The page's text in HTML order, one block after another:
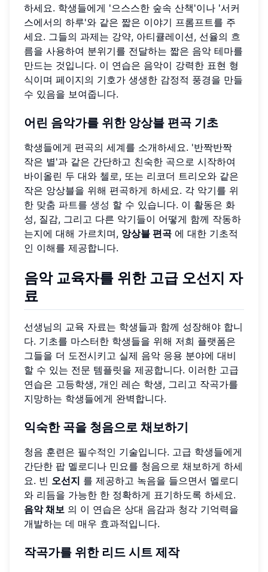
하세요. 학생들에게 '으스스한 숲속 산책'이나 '서커
스에서의 하루'와 같은 짧은 이야기 프롬프트를 주
세요. 그들의 과제는 강약, 아티큘레이션, 선율의 흐
름을 사용하여 분위기를 전달하는 짧은 음악 테마를
만드는 것입니다. 이 연습은 음악이 강력한 표현 형
식이며 페이지의 기호가 생생한 감정적 풍경을 만들
수 있음을 보여줍니다.
어린 음악가를 위한 앙상블 편곡 기초
학생들에게 편곡의 세계를 소개하세요. '반짝반짝
작은 별'과 같은 간단하고 친숙한 곡으로 시작하여
바이올린 두 대와 첼로, 또는 리코더 트리오와 같은
작은 앙상블을 위해 편곡하게 하세요. 각 악기를 위
한 맞춤 파트를 생성 할 수 있습니다. 이 활동은 화
성, 질감, 그리고 다른 악기들이 어떻게 함께 작동하
는지에 대해 가르치며, 앙상블 편곡 에 대한 기초적
인 이해를 제공합니다.
음악 교육자를 위한 고급 오선지 자
료
선생님의 교육 자료는 학생들과 함께 성장해야 합니
다. 기초를 마스터한 학생들을 위해 저희 플랫폼은
그들을 더 도전시키고 실제 음악 응용 분야에 대비
할 수 있는 전문 템플릿을 제공합니다. 이러한 고급
연습은 고등학생, 개인 레슨 학생, 그리고 작곡가를
지망하는 학생들에게 완벽합니다.
익숙한 곡을 청음으로 채보하기
청음 훈련은 필수적인 기술입니다. 고급 학생들에게
간단한 팝 멜로디나 민요를 청음으로 채보하게 하세
요. 빈 오선지 를 제공하고 녹음을 들으면서 멜로디
와 리듬을 가능한 한 정확하게 표기하도록 하세요.
음악 채보 의 이 연습은 상대 음감과 청각 기억력을
개발하는 데 매우 효과적입니다.
작곡가를 위한 리드 시트 제작